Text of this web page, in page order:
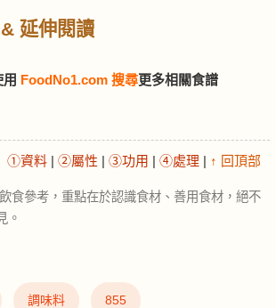
延伸閱讀
用 FoodNo1.com 搜尋更多相關食譜
①資料 | ②屬性 | ③功用 | ④處理 | ↑ 回頂部
食參考，重點在於認識食材、善用食材，絕不
。
調味料 855